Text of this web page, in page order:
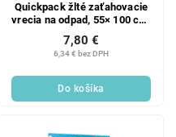
Quickpack žlté zaťahovacie
vrecia na odpad, 55× 100 cm,
28 µm, 120 l, 50 ks
6,34 € bez DPH
7,80 €
Do košíka